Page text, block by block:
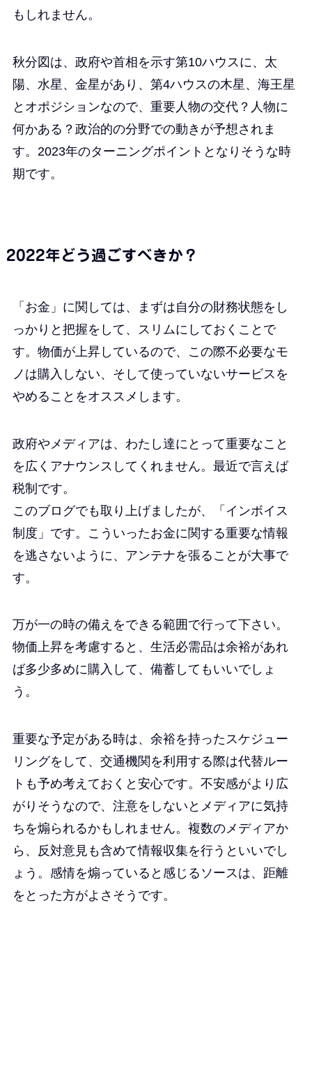
もしれません。
秋分図は、政府や首相を示す第10ハウスに、太
陽、水星、金星があり、第4ハウスの木星、海王星
とオポジションなので、重要人物の交代？人物に
何かある？政治的の分野での動きが予想されま
す。2023年のターニングポイントとなりそうな時
期です。
2022年どう過ごすべきか？
「お金」に関しては、まずは自分の財務状態をし
っかりと把握をして、スリムにしておくことで
す。物価が上昇しているので、この際不必要なモ
ノは購入しない、そして使っていないサービスを
やめることをオススメします。
政府やメディアは、わたし達にとって重要なこと
を広くアナウンスしてくれません。最近で言えば
税制です。
このブログでも取り上げましたが、「インボイス
制度」です。こういったお金に関する重要な情報
を逃さないように、アンテナを張ることが大事で
す。
万が一の時の備えをできる範囲で行って下さい。
物価上昇を考慮すると、生活必需品は余裕があれ
ば多少多めに購入して、備蓄してもいいでしょ
う。
重要な予定がある時は、余裕を持ったスケジュー
リングをして、交通機関を利用する際は代替ルー
トも予め考えておくと安心です。不安感がより広
がりそうなので、注意をしないとメディアに気持
ちを煽られるかもしれません。複数のメディアか
ら、反対意見も含めて情報収集を行うといいでし
ょう。感情を煽っていると感じるソースは、距離
をとった方がよさそうです。